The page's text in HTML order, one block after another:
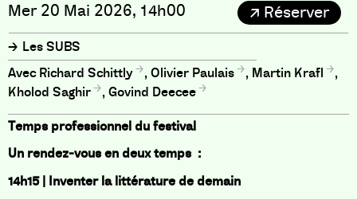
Mer 20 Mai 2026, 14h00 Réserver
Les SUBS
Richard Schittly
,Olivier Paulais , Martin Krafl
,
Kholod Saghir
,Govind Deecee
Temps professionnel du festival
Un rendez-vous en deux temps :
14h15 | Inventer la littérature de demain